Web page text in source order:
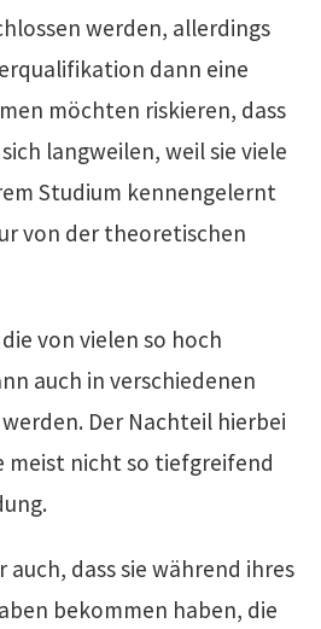
werden, allerdings
dann eine
möchten riskieren, dass
langweilen, weil sie viele
Studium kennengelernt
von der theoretischen
von vielen so hoch
auch in verschiedenen
Der Nachteil hierbei
meist nicht so tiefgreifend
dass sie während ihres
bekommen haben, die